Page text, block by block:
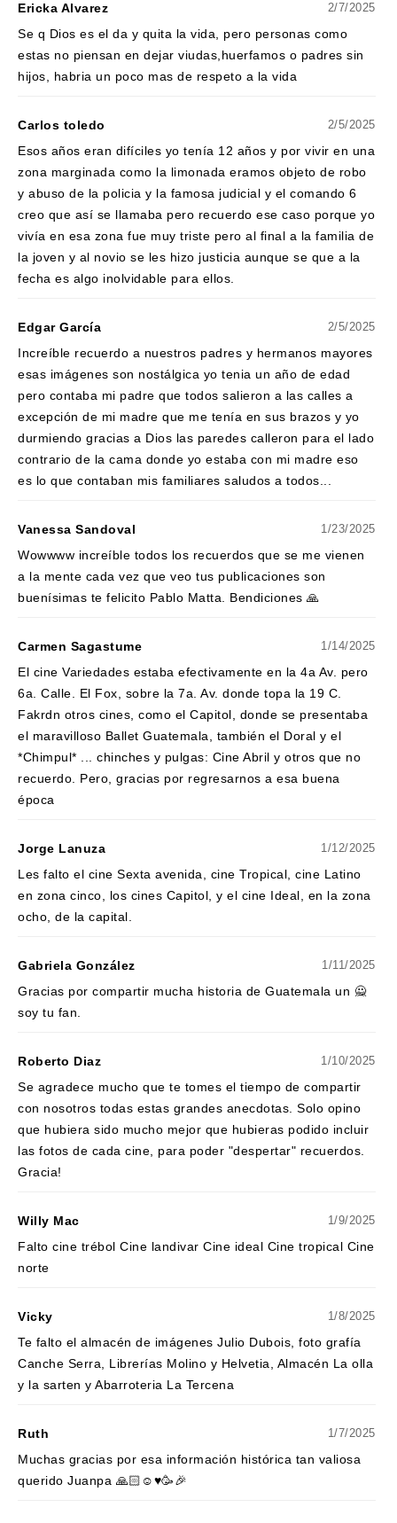
Ericka Alvarez 2/7/2025
Se q Dios es el da y quita la vida, pero personas como
estas no piensan en dejar viudas,huerfamos o padres sin
hijos, habria un poco mas de respeto a la vida
Carlos toledo 2/5/2025
Esos años eran difíciles yo tenía 12 años y por vivir en una
zona marginada como la limonada eramos objeto de robo
y abuso de la policia y la famosa judicial y el comando 6
creo que así se llamaba pero recuerdo ese caso porque yo
vivía en esa zona fue muy triste pero al final a la familia de
la joven y al novio se les hizo justicia aunque se que a la
fecha es algo inolvidable para ellos.
Edgar García 2/5/2025
Increíble recuerdo a nuestros padres y hermanos mayores
esas imágenes son nostálgica yo tenia un año de edad
pero contaba mi padre que todos salieron a las calles a
excepción de mi madre que me tenía en sus brazos y yo
durmiendo gracias a Dios las paredes calleron para el lado
contrario de la cama donde yo estaba con mi madre eso
es lo que contaban mis familiares saludos a todos...
Vanessa Sandoval 1/23/2025
Wowwww increíble todos los recuerdos que se me vienen
a la mente cada vez que veo tus publicaciones son
buenísimas te felicito Pablo Matta. Bendiciones 🙏
Carmen Sagastume 1/14/2025
El cine Variedades estaba efectivamente en la 4a Av. pero
6a. Calle. El Fox, sobre la 7a. Av. donde topa la 19 C.
Fakrdn otros cines, como el Capitol, donde se presentaba
el maravilloso Ballet Guatemala, también el Doral y el
*Chimpul* ... chinches y pulgas: Cine Abril y otros que no
recuerdo. Pero, gracias por regresarnos a esa buena
época
Jorge Lanuza 1/12/2025
Les falto el cine Sexta avenida, cine Tropical, cine Latino
en zona cinco, los cines Capitol, y el cine Ideal, en la zona
ocho, de la capital.
Gabriela González 1/11/2025
Gracias por compartir mucha historia de Guatemala un 🙅
soy tu fan.
Roberto Diaz 1/10/2025
Se agradece mucho que te tomes el tiempo de compartir
con nosotros todas estas grandes anecdotas. Solo opino
que hubiera sido mucho mejor que hubieras podido incluir
las fotos de cada cine, para poder "despertar" recuerdos.
Gracia!
Willy Mac 1/9/2025
Falto cine trébol Cine landivar Cine ideal Cine tropical Cine
norte
Vicky 1/8/2025
Te falto el almacén de imágenes Julio Dubois, foto grafía
Canche Serra, Librerías Molino y Helvetia, Almacén La olla
y la sarten y Abarroteria La Tercena
Ruth 1/7/2025
Muchas gracias por esa información histórica tan valiosa
querido Juanpa 🙏🏻☺️♥️🥳🎉